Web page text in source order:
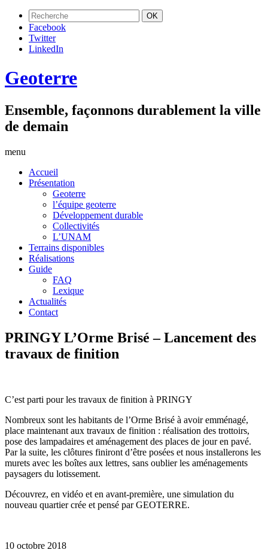
Facebook
Twitter
LinkedIn
Geoterre
Ensemble, façonnons durablement la ville
de demain
menu
Accueil
Présentation
Geoterre
l’équipe geoterre
Développement durable
Collectivités
L’UNAM
Terrains disponibles
Réalisations
Guide
FAQ
Lexique
Actualités
Contact
PRINGY L’Orme Brisé – Lancement des
travaux de finition
C’est parti pour les travaux de finition à PRINGY
Nombreux sont les habitants de l’Orme Brisé à avoir emménagé,
place maintenant aux travaux de finition : réalisation des trottoirs,
pose des lampadaires et aménagement des places de jour en pavé.
Par la suite, les clôtures finiront d’être posées et nous installerons les
murets avec les boîtes aux lettres, sans oublier les aménagements
paysagers du lotissement.
Découvrez, en vidéo et en avant-première, une simulation du
nouveau quartier crée et pensé par GEOTERRE.
10 octobre 2018